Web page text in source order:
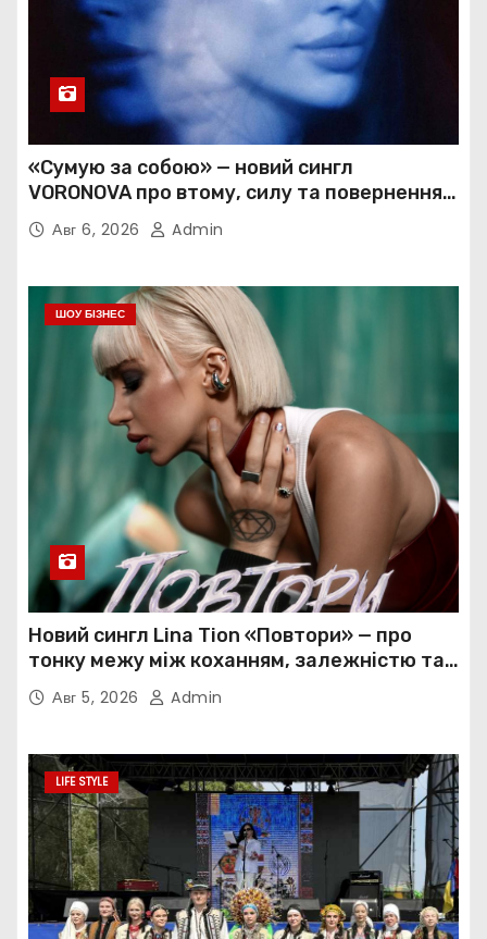
«Сумую за собою» — новий сингл
VORONOVA про втому, силу та повернення
до себе
Авг 6, 2026 Admin
ШОУ БІЗНЕС
Новий сингл Lina Tion «Повтори» — про
тонку межу між коханням, залежністю та
нав’язливою прив’язаністю
Авг 5, 2026 Admin
LIFE STYLE